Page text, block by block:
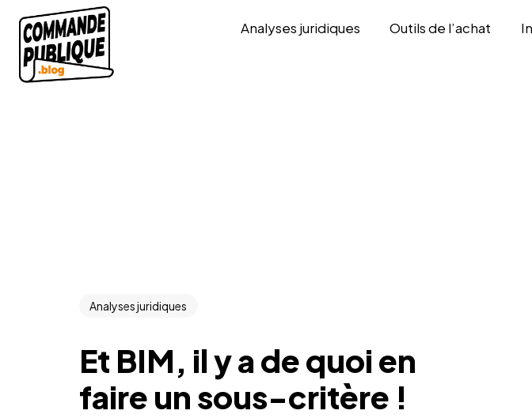
Analyses juridiques Outils de l’achat
Analyses juridiques
Et BIM, il y a de quoi en
faire un sous-critère !